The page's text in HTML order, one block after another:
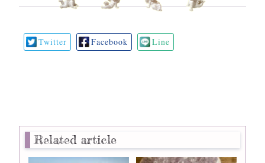
Twitter Facebook Line
Related article